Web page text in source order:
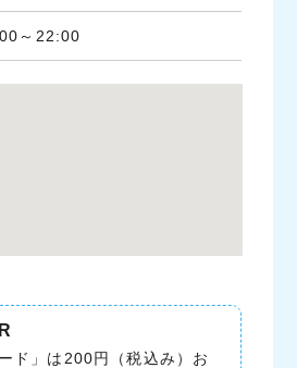
～22:00
ド」は200円（税込み）お